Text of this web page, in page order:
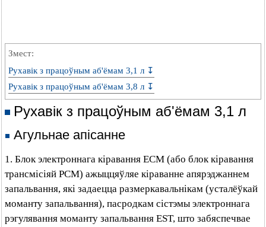
Змест:
Рухавік з працоўным аб'ёмам 3,1 л ↧
Рухавік з працоўным аб'ёмам 3,8 л ↧
Рухавік з працоўным аб'ёмам 3,1 л
Агульнае апісанне
1. Блок электроннага кіравання ЕСМ (або блок кіравання
трансмісіяй РСМ) ажыццяўляе кіраванне апярэджаннем
запальвання, які задаецца размеркавальнікам (усталёўкай
моманту запальвання), пасродкам сістэмы электроннага
рэгулявання моманту запальвання EST, што забяспечвае